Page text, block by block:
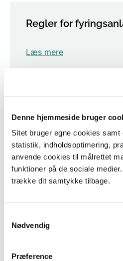
Denne hjemmeside bruger
Sitet bruger egne cookies
statistik, indholdsoptimering,
anvende cookies til målrettet
funktioner på de sociale
trække dit samtykke tilbage.
Nødvendig
Præference
Regler for
Læs mere
Fra den 1. august 2021
skrotte din brændeovn
du køber bolig, hvis
2003. Er du i tvivl om,
kan du læse mere her.
Valg af brændeovn